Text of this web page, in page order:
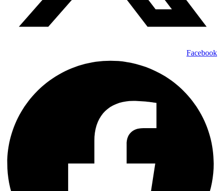
Facebook